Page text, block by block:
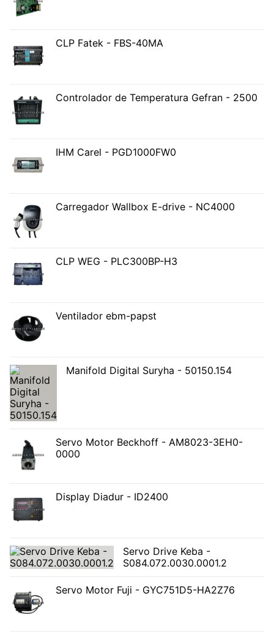
CLP Fatek - FBS-40MA
Controlador de Temperatura Gefran - 2500
IHM Carel - PGD1000FW0
Carregador Wallbox E-drive - NC4000
CLP WEG - PLC300BP-H3
Ventilador ebm-papst
Manifold Digital Suryha - 50150.154
Servo Motor Beckhoff - AM8023-3EH0-
0000
Display Diadur - ID2400
Servo Drive Keba -
S084.072.0030.0001.2
Servo Motor Fuji - GYC751D5-HA2Z76